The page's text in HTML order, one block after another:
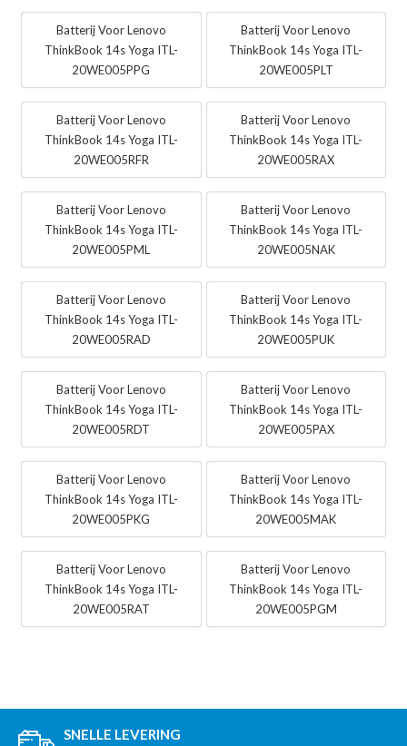
Batterij Voor Lenovo
ThinkBook 14s Yoga ITL-
20WE005PPG
Batterij Voor Lenovo
ThinkBook 14s Yoga ITL-
20WE005PLT
Batterij Voor Lenovo
ThinkBook 14s Yoga ITL-
20WE005RFR
Batterij Voor Lenovo
ThinkBook 14s Yoga ITL-
20WE005RAX
Batterij Voor Lenovo
ThinkBook 14s Yoga ITL-
20WE005PML
Batterij Voor Lenovo
ThinkBook 14s Yoga ITL-
20WE005NAK
Batterij Voor Lenovo
ThinkBook 14s Yoga ITL-
20WE005RAD
Batterij Voor Lenovo
ThinkBook 14s Yoga ITL-
20WE005PUK
Batterij Voor Lenovo
ThinkBook 14s Yoga ITL-
20WE005RDT
Batterij Voor Lenovo
ThinkBook 14s Yoga ITL-
20WE005PAX
Batterij Voor Lenovo
ThinkBook 14s Yoga ITL-
20WE005PKG
Batterij Voor Lenovo
ThinkBook 14s Yoga ITL-
20WE005MAK
Batterij Voor Lenovo
ThinkBook 14s Yoga ITL-
20WE005RAT
Batterij Voor Lenovo
ThinkBook 14s Yoga ITL-
20WE005PGM
SNELLE LEVERING